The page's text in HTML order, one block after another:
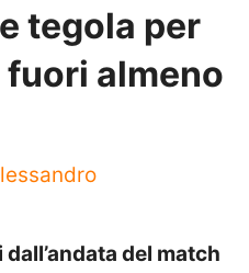
tegola per
almeno
del match